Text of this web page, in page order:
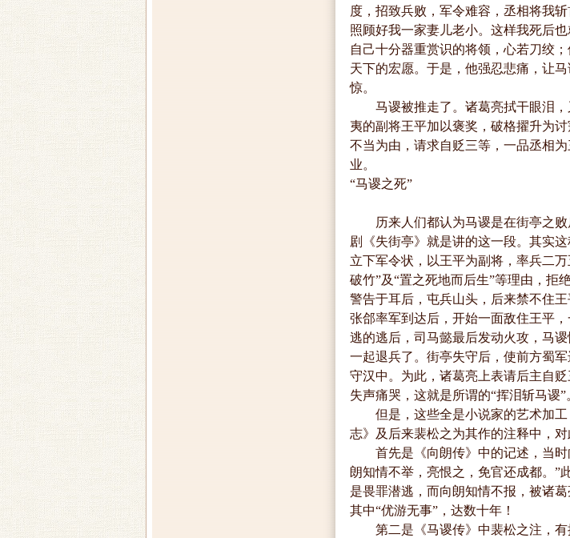
度，招致兵败，军令难容，丞相将我
照顾好我一家妻儿老小。这样我死后
自己十分器重赏识的将领，心若刀绞
天下的宏愿。于是，他强忍悲痛，让
惊。
马谡被推走了。诸葛亮拭干眼泪，
夷的副将王平加以褒奖，破格擢升为
不当为由，请求自贬三等，一品丞相
业。
“马谡之死”
历来人们都认为马谡是在街亭之败
剧《失街亭》就是讲的这一段。其实
立下军令状，以王平为副将，率兵二
破竹”及“置之死地而后生”等理由，拒
警告于耳后，屯兵山头，后来禁不住
张郃率军到达后，开始一面敌住王平
逃的逃后，司马懿最后发动火攻，马
一起退兵了。街亭失守后，使前方蜀
守汉中。为此，诸葛亮上表请后主自
失声痛哭，这就是所谓的“挥泪斩马谡”
但是，这些全是小说家的艺术加工
志》及后来裴松之为其作的注释中，
首先是《向朗传》中的记述，当时
朗知情不举，亮恨之，免官还成都。”
是畏罪潜逃，而向朗知情不报，被诸
其中“优游无事”，达数十年！
第二是《马谡传》中裴松之注，有